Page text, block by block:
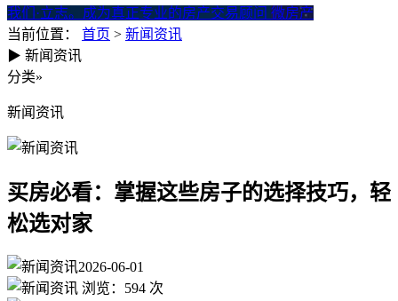
我们·立志。成为真正专业的房产交易顾问 微房产
当前位置： 首页 > 新闻资讯
买房必看：掌握这些房子的选
▶ 新闻资讯
分类»
新闻资讯
买房必看：掌握这些房子的选择技巧，轻
松选对家
2026-06-01
浏览： 594 次